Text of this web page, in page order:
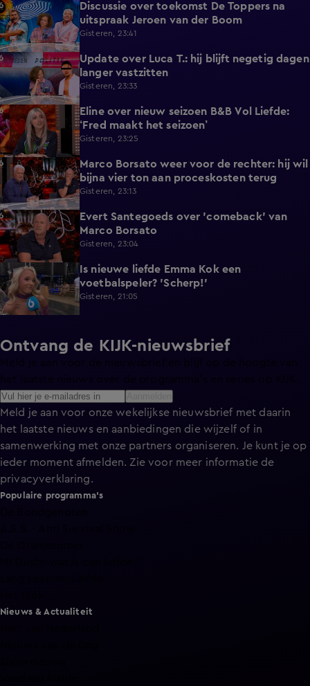
1:48
Discussie over toekomst De Toppers na
uitspraak Jeroen van der Boom
Gisteren, 23:41
1:34
Update over Luca T.: hij blijft negetig dagen
langer vastzitten
Gisteren, 23:33
3:33
Eline over nieuw seizoen B&B Vol Liefde:
‘Fred maakt het seizoen’
Gisteren, 23:25
3:32
Marco Borsato weer voor de rechter: hij wil
bijna vier ton aan proceskosten terug
Gisteren, 23:13
8:57
Evert Santegoeds over 'comeback' van
Marco Borsato
Gisteren, 23:04
0:38
Is nieuwe liefde Emma Kok een
voetbalspeler? 'Scherp!'
Gisteren, 21:05
Ontvang de KIJK-nieuwsbrief
Meld je aan voor onze wekelijkse nieuwsbrief met daarin
het laatste nieuws en aanbiedingen die wijzelf of in
samenwerking met onze partners organiseren. Je kunt je op
ieder moment afmelden. Zie voor meer informatie de
privacyverklaring.
Populaire programma's
Nieuws & Actualiteit